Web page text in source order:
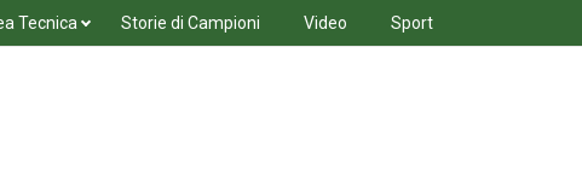
Tecnica Storie di Campioni Video Sport